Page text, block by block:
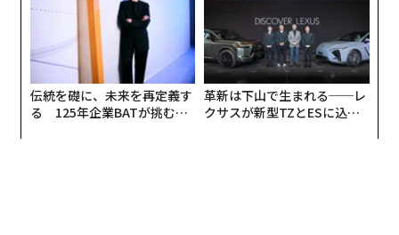
伝統を礎に、未来を再定義す
る 125年企業BATが挑むス
革新は下山で生まれる──レ
クサスが新型TZとESに込め